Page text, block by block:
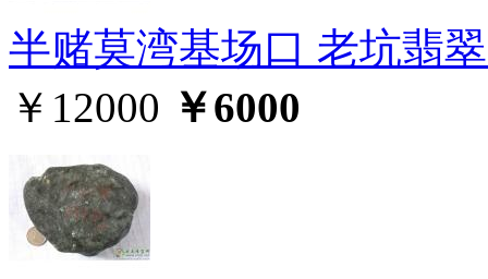
半赌莫湾基场口 老坑翡
￥12000 ￥6000